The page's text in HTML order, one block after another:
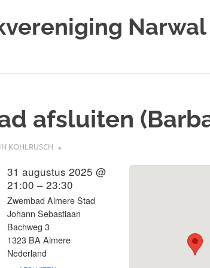
Narwal
afsluiten
KOHLRUSCH
31 augustus 2025 @
21:00 – 23:30
Zwembad Almere Stad
Johann Sebastiaan
Bachweg 3
1323 BA Almere
Nederland